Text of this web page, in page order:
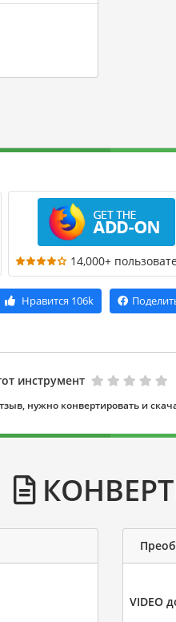
14,000+
Нравится 106k
инструмент
нужно конвертировать и
VIDEO